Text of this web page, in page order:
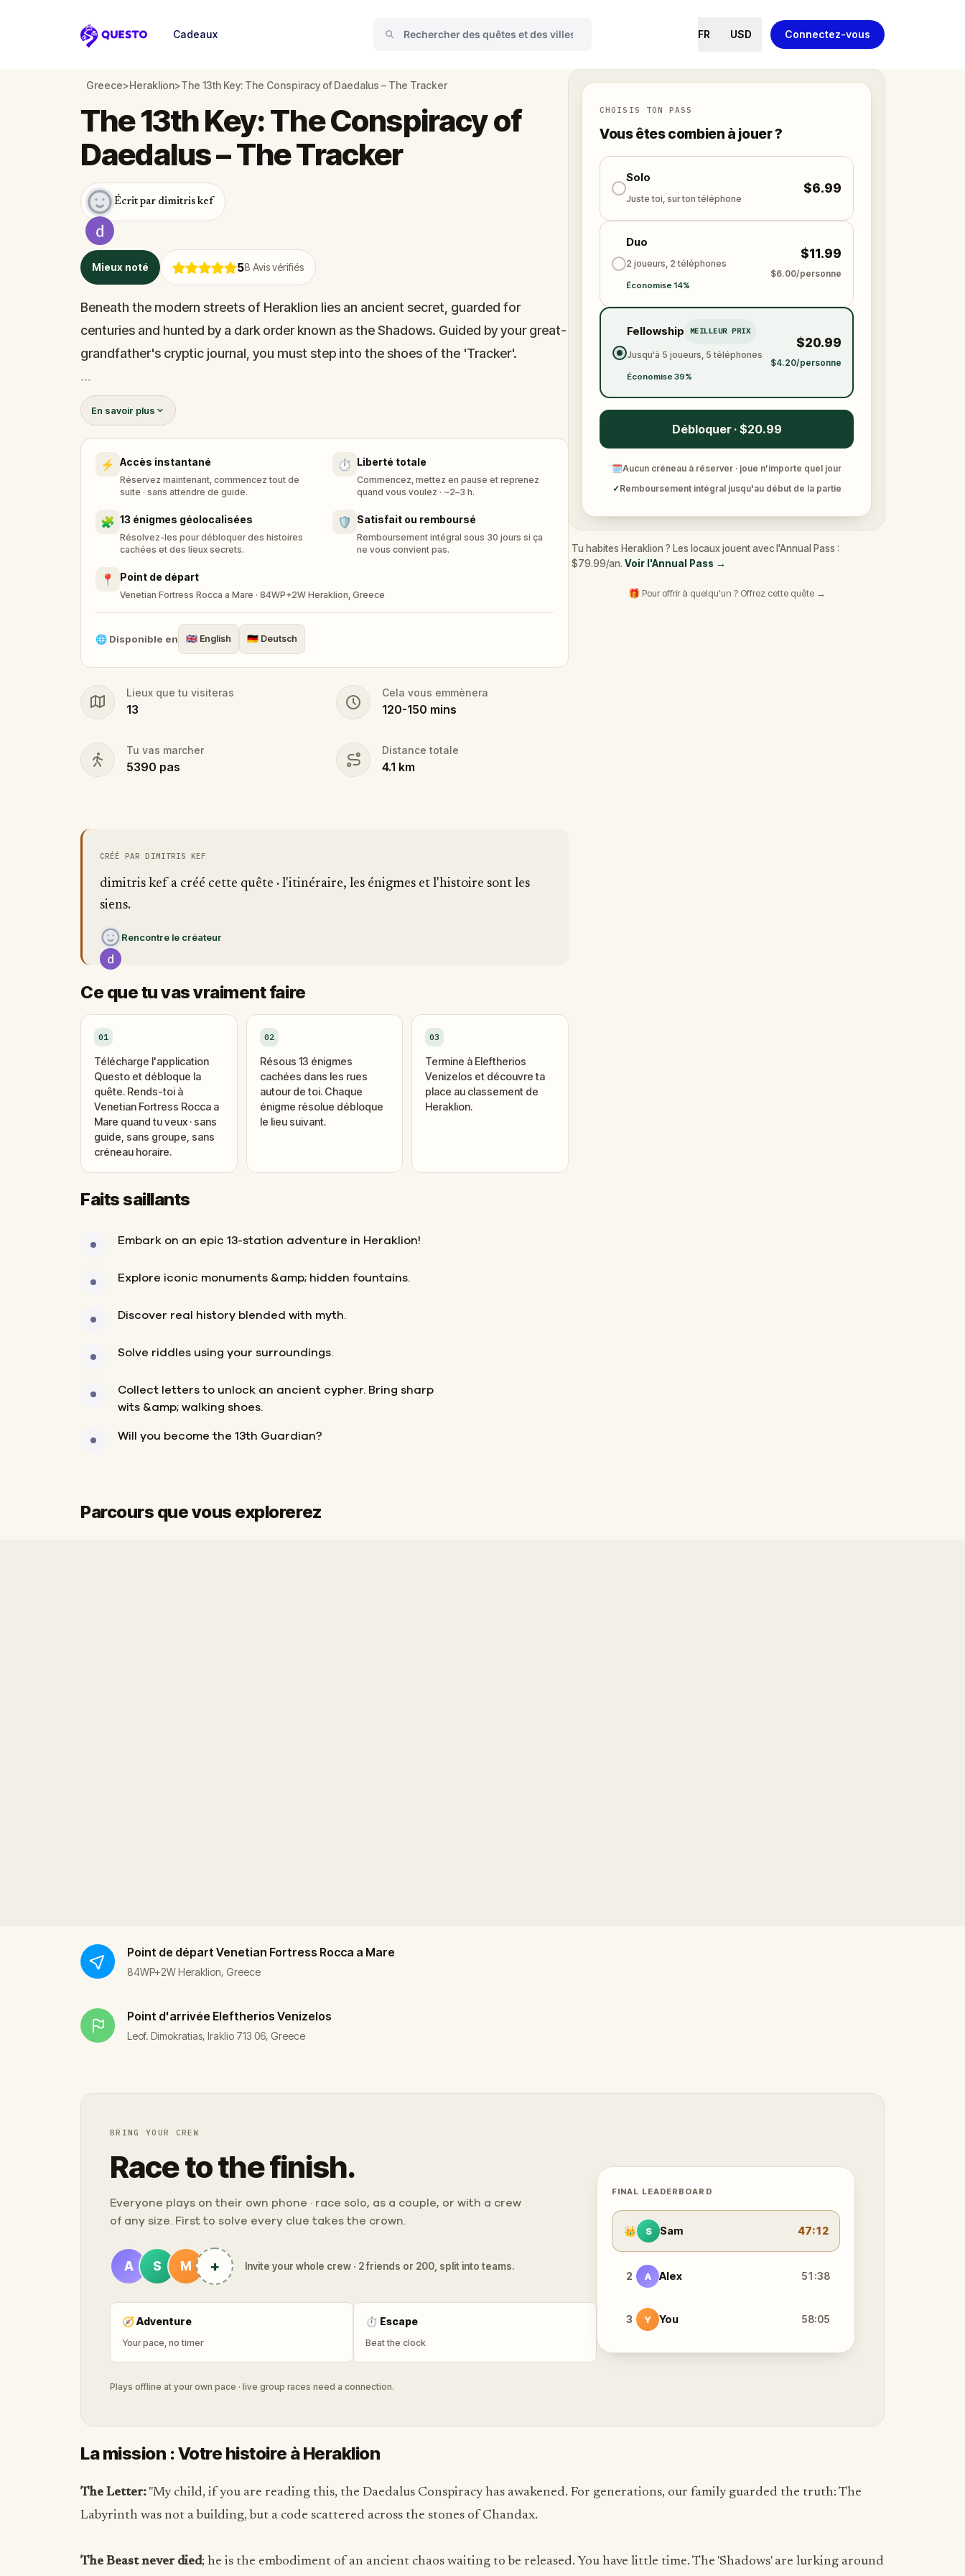
Questo
Cadeaux FR USD Connectez-vous
Greece>Heraklion>The 13th Key: The Conspiracy of Daedalus – The Tracker
Mieux noté 58 Avis vérifiés
The 13th Key: The Conspiracy of
Daedalus – The Tracker
Écrit par dimitris kef
Beneath the modern streets of Heraklion lies an ancient secret, guarded for
centuries and hunted by a dark order known as the Shadows. Guided by your great-
grandfather's cryptic journal, you must step into the shoes of the 'Tracker'.
Your mission: navigate the historic heart of Candia, uncover 13 hidden objects, and
crack the ultimate master codes before the city's true history is erased forever. The
Labyrinth awaits. Are you ready to follow the thread?
En savoir plus
⚡ Accès instantané
Réservez maintenant, commencez tout de
suite · sans attendre de guide.
⏱️ Liberté totale
Commencez, mettez en pause et reprenez
quand vous voulez · ~2–3 h.
🧩 13 énigmes géolocalisées
Résolvez-les pour débloquer des histoires
cachées et des lieux secrets.
🛡️ Satisfait ou remboursé
Remboursement intégral sous 30 jours si ça
ne vous convient pas.
📍 Point de départ
Venetian Fortress Rocca a Mare · 84WP+2W Heraklion, Greece
🌐 Disponible en 🇬🇧 English 🇩🇪 Deutsch
Lieux que tu visiteras
13
Cela vous emmènera
120-150 mins
Tu vas marcher
5390 pas
Distance totale
4.1 km
CRÉÉ PAR DIMITRIS KEF
dimitris kef a créé cette quête · l'itinéraire, les énigmes et l'histoire sont les
siens.
Rencontre le créateur
Ce que tu vas vraiment faire
01
Télécharge l'application
Questo et débloque la
quête. Rends-toi à
Venetian Fortress Rocca a
Mare quand tu veux · sans
guide, sans groupe, sans
créneau horaire.
02
Résous 13 énigmes
cachées dans les rues
autour de toi. Chaque
énigme résolue débloque
le lieu suivant.
03
Termine à Eleftherios
Venizelos et découvre ta
place au classement de
Heraklion.
Faits saillants
Embark on an epic 13-station adventure in Heraklion!
Explore iconic monuments &amp; hidden fountains.
Discover real history blended with myth.
Solve riddles using your surroundings.
Collect letters to unlock an ancient cypher. Bring sharp
wits &amp; walking shoes.
Will you become the 13th Guardian?
CHOISIS TON PASS
Vous êtes combien à jouer ?
Solo
Juste toi, sur ton téléphone
$6.99
Duo
2 joueurs, 2 téléphones
Économise 14%
$11.99
$6.00/personne
Fellowship MEILLEUR PRIX
Jusqu'à 5 joueurs, 5 téléphones
Économise 39%
$20.99
$4.20/personne
Débloquer · $20.99
🗓Aucun créneau à réserver · joue n’importe quel jour
✓Remboursement intégral jusqu'au début de la partie
Tu habites Heraklion ? Les locaux jouent avec l'Annual Pass :
$79.99/an. Voir l'Annual Pass →
🎁 Pour offrir à quelqu'un ? Offrez cette quête →
Parcours que vous explorerez
Point de départ Venetian Fortress Rocca a Mare
84WP+2W Heraklion, Greece
Point d'arrivée Eleftherios Venizelos
Leof. Dimokratias, Iraklio 713 06, Greece
BRING YOUR CREW
Race to the finish.
Everyone plays on their own phone · race solo, as a couple, or with a crew
of any size. First to solve every clue takes the crown.
A S M + Invite your whole crew · 2 friends or 200, split into teams.
🧭Adventure
Your pace, no timer
⏱ Escape
Beat the clock
Plays offline at your own pace · live group races need a connection.
FINAL LEADERBOARD
👑 S Sam 47:12
2 A Alex 51:38
3 Y You 58:05
La mission : Votre histoire à Heraklion
The Letter: "My child, if you are reading this, the Daedalus Conspiracy has awakened. For generations, our family guarded the truth: The
Labyrinth was not a building, but a code scattered across the stones of Chandax.
The Beast never died; he is the embodiment of an ancient chaos waiting to be released. You have little time. The 'Shadows' are lurking around